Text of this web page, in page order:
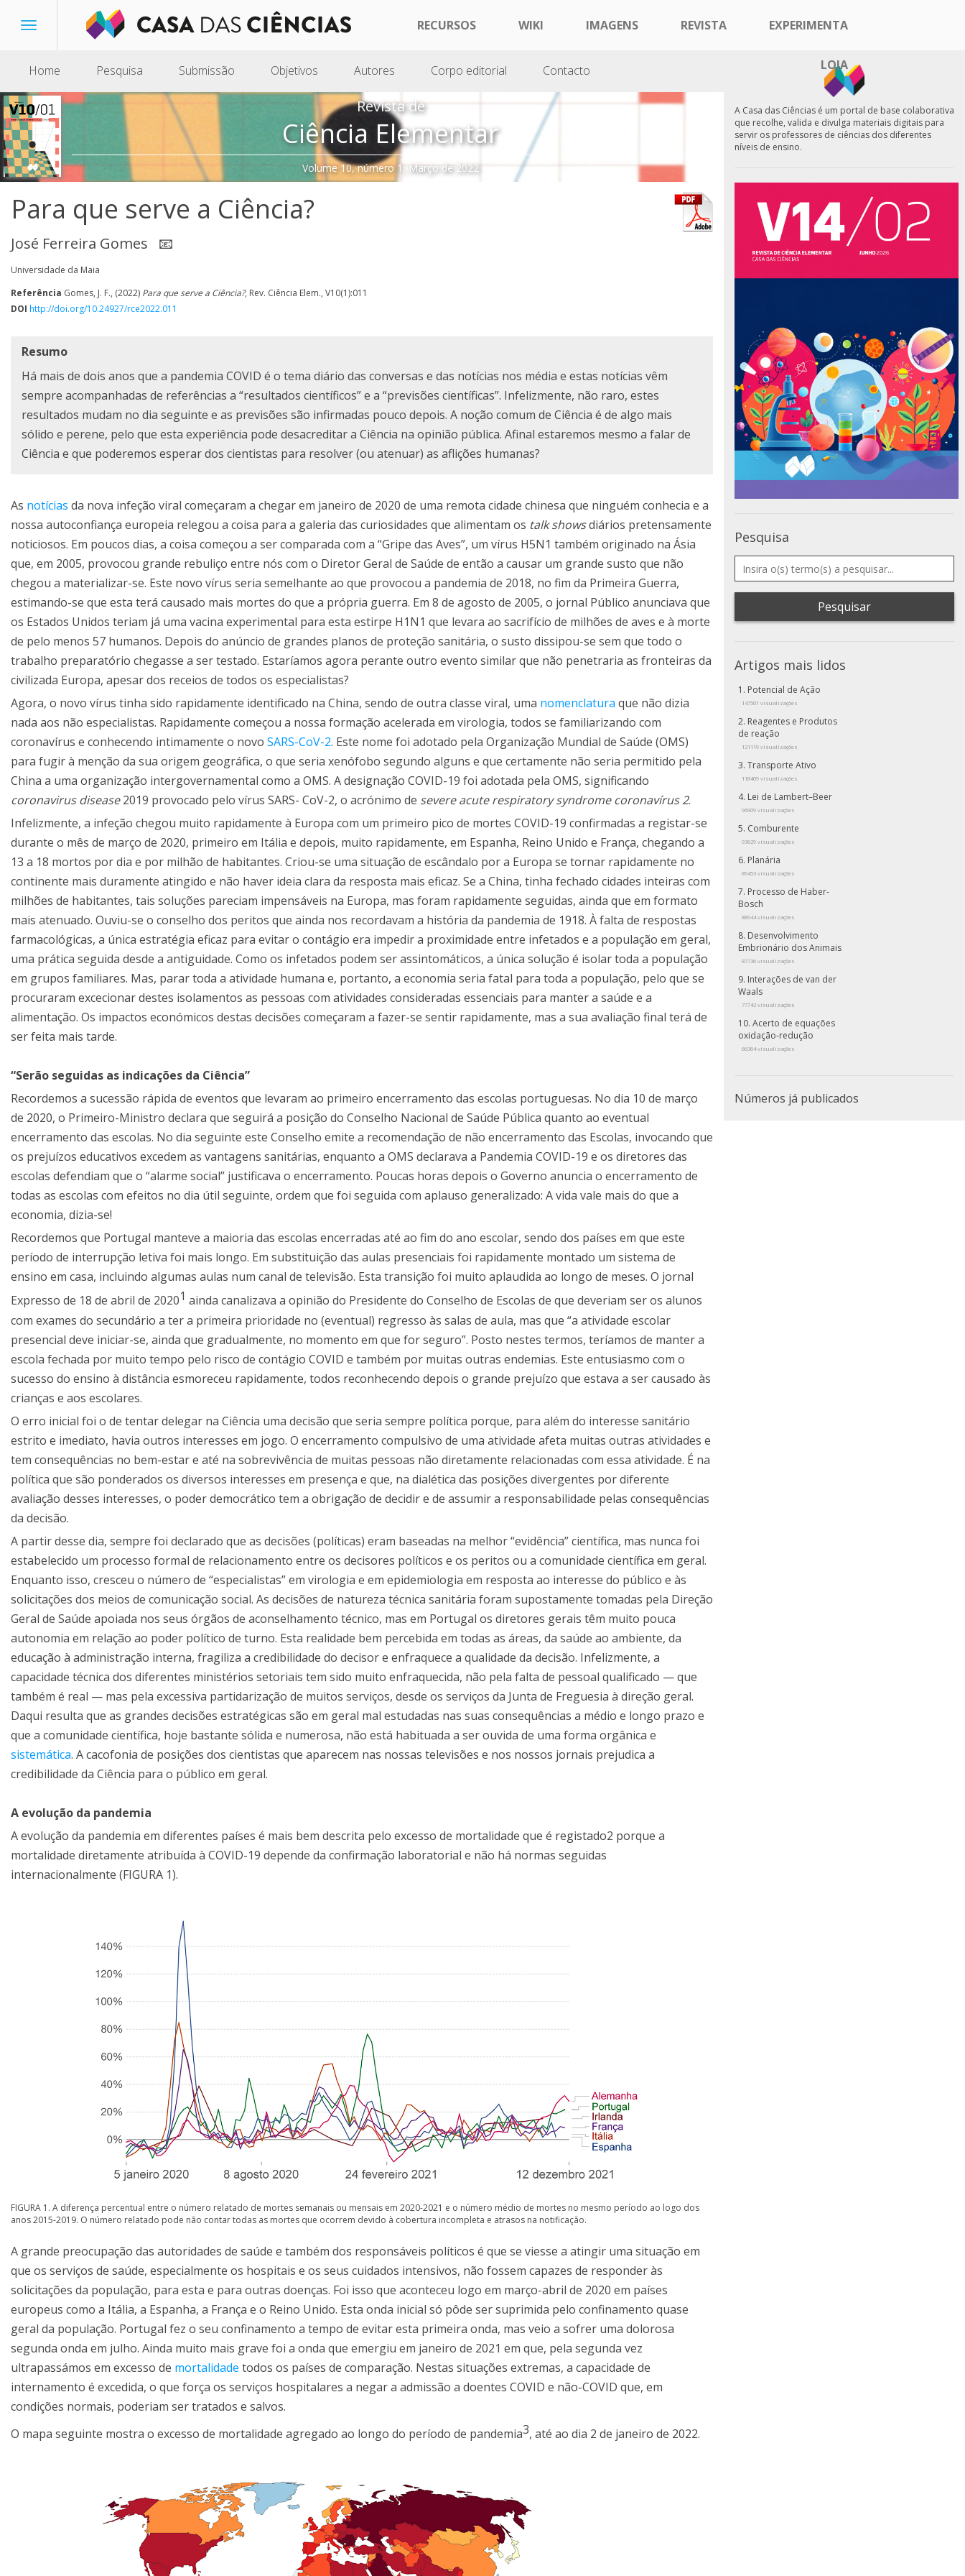
Toggle
RECURSOS WIKI IMAGENS REVISTA EXPERIMENTA
LOJA
Home Pesquisa Submissão Objetivos Autores Corpo editorial Contacto
Revista de
Ciência Elementar
Volume 10, número 1, Março de 2022
Para que serve a Ciência?
José Ferreira Gomes 📧
Universidade da Maia
Referência Gomes, J. F., (2022) Para que serve a Ciência?, Rev. Ciência Elem., V10(1):011
DOI http://doi.org/10.24927/rce2022.011
Resumo
Há mais de dois anos que a pandemia COVID é o tema diário das conversas e das notícias nos média e estas notícias vêm
sempre acompanhadas de referências a “resultados científicos” e a “previsões científicas”. Infelizmente, não raro, estes
resultados mudam no dia seguinte e as previsões são infirmadas pouco depois. A noção comum de Ciência é de algo mais
sólido e perene, pelo que esta experiência pode desacreditar a Ciência na opinião pública. Afinal estaremos mesmo a falar de
Ciência e que poderemos esperar dos cientistas para resolver (ou atenuar) as aflições humanas?
As notícias da nova infeção viral começaram a chegar em janeiro de 2020 de uma remota cidade chinesa que ninguém conhecia e a
nossa autoconfiança europeia relegou a coisa para a galeria das curiosidades que alimentam os talk showsdiários pretensamente
noticiosos. Em poucos dias, a coisa começou a ser comparada com a “Gripe das Aves”, um vírus H5N1 também originado na Ásia
que, em 2005, provocou grande rebuliço entre nós com o Diretor Geral de Saúde de então a causar um grande susto que não
chegou a materializar-se. Este novo vírus seria semelhante ao que provocou a pandemia de 2018, no fim da Primeira Guerra,
estimando-se que esta terá causado mais mortes do que a própria guerra. Em 8 de agosto de 2005, o jornal Público anunciava que
os Estados Unidos teriam já uma vacina experimental para esta estirpe H1N1 que levara ao sacrifício de milhões de aves e à morte
de pelo menos 57 humanos. Depois do anúncio de grandes planos de proteção sanitária, o susto dissipou-se sem que todo o
trabalho preparatório chegasse a ser testado. Estaríamos agora perante outro evento similar que não penetraria as fronteiras da
civilizada Europa, apesar dos receios de todos os especialistas?
Agora, o novo vírus tinha sido rapidamente identificado na China, sendo de outra classe viral, uma nomenclatura que não dizia
nada aos não especialistas. Rapidamente começou a nossa formação acelerada em virologia, todos se familiarizando com
coronavírus e conhecendo intimamente o novo SARS-CoV-2. Este nome foi adotado pela Organização Mundial de Saúde (OMS)
para fugir à menção da sua origem geográfica, o que seria xenófobo segundo alguns e que certamente não seria permitido pela
China a uma organização intergovernamental como a OMS. A designação COVID-19 foi adotada pela OMS, significando
coronavirus disease2019 provocado pelo vírus SARS- CoV-2, o acrónimo de severe acute respiratory syndrome coronavírus 2.
Infelizmente, a infeção chegou muito rapidamente à Europa com um primeiro pico de mortes COVID-19 confirmadas a registar-se
durante o mês de março de 2020, primeiro em Itália e depois, muito rapidamente, em Espanha, Reino Unido e França, chegando a
13 a 18 mortos por dia e por milhão de habitantes. Criou-se uma situação de escândalo por a Europa se tornar rapidamente no
continente mais duramente atingido e não haver ideia clara da resposta mais eficaz. Se a China, tinha fechado cidades inteiras com
milhões de habitantes, tais soluções pareciam impensáveis na Europa, mas foram rapidamente seguidas, ainda que em formato
mais atenuado. Ouviu-se o conselho dos peritos que ainda nos recordavam a história da pandemia de 1918. À falta de respostas
farmacológicas, a única estratégia eficaz para evitar o contágio era impedir a proximidade entre infetados e a população em geral,
uma prática seguida desde a antiguidade. Como os infetados podem ser assintomáticos, a única solução é isolar toda a população
em grupos familiares. Mas, parar toda a atividade humana e, portanto, a economia seria fatal para toda a população, pelo que se
procuraram excecionar destes isolamentos as pessoas com atividades consideradas essenciais para manter a saúde e a
alimentação. Os impactos económicos destas decisões começaram a fazer-se sentir rapidamente, mas a sua avaliação final terá de
ser feita mais tarde.
“Serão seguidas as indicações da Ciência”
Recordemos a sucessão rápida de eventos que levaram ao primeiro encerramento das escolas portuguesas. No dia 10 de março
de 2020, o Primeiro-Ministro declara que seguirá a posição do Conselho Nacional de Saúde Pública quanto ao eventual
encerramento das escolas. No dia seguinte este Conselho emite a recomendação de não encerramento das Escolas, invocando que
os prejuízos educativos excedem as vantagens sanitárias, enquanto a OMS declarava a Pandemia COVID-19 e os diretores das
escolas defendiam que o “alarme social” justificava o encerramento. Poucas horas depois o Governo anuncia o encerramento de
todas as escolas com efeitos no dia útil seguinte, ordem que foi seguida com aplauso generalizado: A vida vale mais do que a
economia, dizia-se!
Recordemos que Portugal manteve a maioria das escolas encerradas até ao fim do ano escolar, sendo dos países em que este
período de interrupção letiva foi mais longo. Em substituição das aulas presenciais foi rapidamente montado um sistema de
ensino em casa, incluindo algumas aulas num canal de televisão. Esta transição foi muito aplaudida ao longo de meses. O jornal
Expresso de 18 de abril de 20201 ainda canalizava a opinião do Presidente do Conselho de Escolas de que deveriam ser os alunos
com exames do secundário a ter a primeira prioridade no (eventual) regresso às salas de aula, mas que “a atividade escolar
presencial deve iniciar-se, ainda que gradualmente, no momento em que for seguro”. Posto nestes termos, teríamos de manter a
escola fechada por muito tempo pelo risco de contágio COVID e também por muitas outras endemias. Este entusiasmo com o
sucesso do ensino à distância esmoreceu rapidamente, todos reconhecendo depois o grande prejuízo que estava a ser causado às
crianças e aos escolares.
O erro inicial foi o de tentar delegar na Ciência uma decisão que seria sempre política porque, para além do interesse sanitário
estrito e imediato, havia outros interesses em jogo. O encerramento compulsivo de uma atividade afeta muitas outras atividades e
tem consequências no bem-estar e até na sobrevivência de muitas pessoas não diretamente relacionadas com essa atividade. É na
política que são ponderados os diversos interesses em presença e que, na dialética das posições divergentes por diferente
avaliação desses interesses, o poder democrático tem a obrigação de decidir e de assumir a responsabilidade pelas consequências
da decisão.
A partir desse dia, sempre foi declarado que as decisões (políticas) eram baseadas na melhor “evidência” científica, mas nunca foi
estabelecido um processo formal de relacionamento entre os decisores políticos e os peritos ou a comunidade científica em geral.
Enquanto isso, cresceu o número de “especialistas” em virologia e em epidemiologia em resposta ao interesse do público e às
solicitações dos meios de comunicação social. As decisões de natureza técnica sanitária foram supostamente tomadas pela Direção
Geral de Saúde apoiada nos seus órgãos de aconselhamento técnico, mas em Portugal os diretores gerais têm muito pouca
autonomia em relação ao poder político de turno. Esta realidade bem percebida em todas as áreas, da saúde ao ambiente, da
educação à administração interna, fragiliza a credibilidade do decisor e enfraquece a qualidade da decisão. Infelizmente, a
capacidade técnica dos diferentes ministérios setoriais tem sido muito enfraquecida, não pela falta de pessoal qualificado — que
também é real — mas pela excessiva partidarização de muitos serviços, desde os serviços da Junta de Freguesia à direção geral.
Daqui resulta que as grandes decisões estratégicas são em geral mal estudadas nas suas consequências a médio e longo prazo e
que a comunidade científica, hoje bastante sólida e numerosa, não está habituada a ser ouvida de uma forma orgânica e
sistemática. A cacofonia de posições dos cientistas que aparecem nas nossas televisões e nos nossos jornais prejudica a
credibilidade da Ciência para o público em geral.
A evolução da pandemia
A evolução da pandemia em diferentes países é mais bem descrita pelo excesso de mortalidade que é registado2 porque a
mortalidade diretamente atribuída à COVID-19 depende da confirmação laboratorial e não há normas seguidas
internacionalmente (FIGURA 1).
FIGURA 1. A diferença percentual entre o número relatado de mortes semanais ou mensais em 2020-2021 e o número médio de mortes no mesmo período ao logo dos
anos 2015-2019. O número relatado pode não contar todas as mortes que ocorrem devido à cobertura incompleta e atrasos na notificação.
A grande preocupação das autoridades de saúde e também dos responsáveis políticos é que se viesse a atingir uma situação em
que os serviços de saúde, especialmente os hospitais e os seus cuidados intensivos, não fossem capazes de responder às
solicitações da população, para esta e para outras doenças. Foi isso que aconteceu logo em março-abril de 2020 em países
europeus como a Itália, a Espanha, a França e o Reino Unido. Esta onda inicial só pôde ser suprimida pelo confinamento quase
geral da população. Portugal fez o seu confinamento a tempo de evitar esta primeira onda, mas veio a sofrer uma dolorosa
segunda onda em julho. Ainda muito mais grave foi a onda que emergiu em janeiro de 2021 em que, pela segunda vez
ultrapassámos em excesso de mortalidade todos os países de comparação. Nestas situações extremas, a capacidade de
internamento é excedida, o que força os serviços hospitalares a negar a admissão a doentes COVID e não-COVID que, em
condições normais, poderiam ser tratados e salvos.
O mapa seguinte mostra o excesso de mortalidade agregado ao longo do período de pandemia3, até ao dia 2 de janeiro de 2022.
A Casa das Ciências é um portal de base colaborativa
que recolhe, valida e divulga materiais digitais para
servir os professores de ciências dos diferentes
níveis de ensino.
Pesquisa
Pesquisar
Artigos mais lidos
Potencial de Ação
147501 visualizações
Reagentes e Produtos
de reação
121119 visualizações
Transporte Ativo
118409 visualizações
Lei de Lambert–Beer
96909 visualizações
Comburente
93629 visualizações
Planária
89453 visualizações
Processo de Haber-
Bosch
88944 visualizações
Desenvolvimento
Embrionário dos Animais
87736 visualizações
Interações de van der
Waals
77742 visualizações
Acerto de equações
oxidação-redução
66364 visualizações
Números já publicados